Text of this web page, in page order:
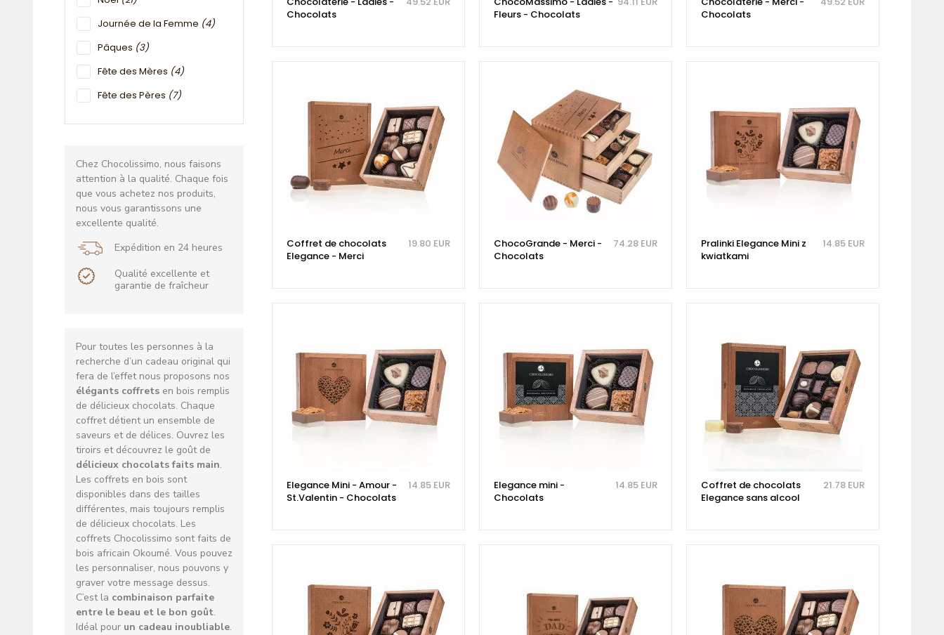
Journée de la Femme (4)
Pâques (3)
Fête des Mères (4)
Fête des Pères (7)
Chez Chocolissimo, nous faisons
attention à la qualité. Chaque fois
que vous achetez nos produits,
nous vous garantissons une
excellente qualité.
Expédition en 24 heures
Qualité excellente et
garantie de fraîcheur
Pour toutes les personnes à la
recherche d’un cadeau original qui
fera de l’effet nous proposons nos
élégants coffrets en bois remplis
de délicieux chocolats. Chaque
coffret détient un ensemble de
saveurs et de délices. Ouvrez les
tiroirs et découvrez le goût de
délicieux chocolats faits main.
Les coffrets en bois sont
disponibles dans des tailles
différentes, mais toujours remplis
de délicieux chocolats. Les
coffrets Chocolissimo sont faits de
bois africain Okoumé. Vous pouvez
les personnaliser, nous pouvons y
graver votre message dessus.
C’est la combinaison parfaite
entre le beau et le bon goût.
Idéal pour un cadeau inoubliable.
Chocolats
Fleurs - Chocolats
Chocolats
Coffret de chocolats
Elegance - Merci
19.80 EUR
ChocoGrande - Merci -
Chocolats
74.28 EUR
Pralinki Elegance Mini z
kwiatkami
14.85 EUR
Elegance Mini - Amour -
St.Valentin - Chocolats
14.85 EUR
Elegance mini -
Chocolats
14.85 EUR
Coffret de chocolats
Elegance sans alcool
21.78 EUR